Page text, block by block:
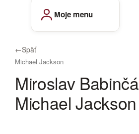
Moje menu
←Späť
Michael Jackson
Miroslav
Michael Jackson